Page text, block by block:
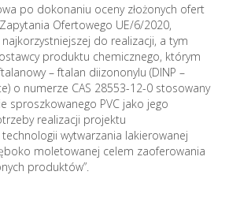
po dokonaniu oceny złożonych ofert
Ofertowego UE/6/2020,
do realizacji, a tym
produktu chemicznego, którym
– ftalan diizononylu (DINP –
o numerze CAS 28553-12-0 stosowany
sproszkowanego PVC jako jego
realizacji projektu
wytwarzania lakierowanej
moletowanej celem zaoferowania
produktów”.